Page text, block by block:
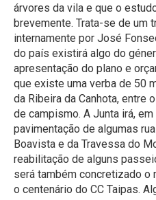
árvores da vila e que o
brevemente. Trata-se de um
internamente por José
do país existirá algo do
apresentação do plano e
que existe uma verba de 50
da Ribeira da Canhota, entre
de campismo. A Junta irá,
pavimentação de algumas
Boavista e da Travessa do
reabilitação de alguns
será também concretizado o
o centenário do CC Taipas.